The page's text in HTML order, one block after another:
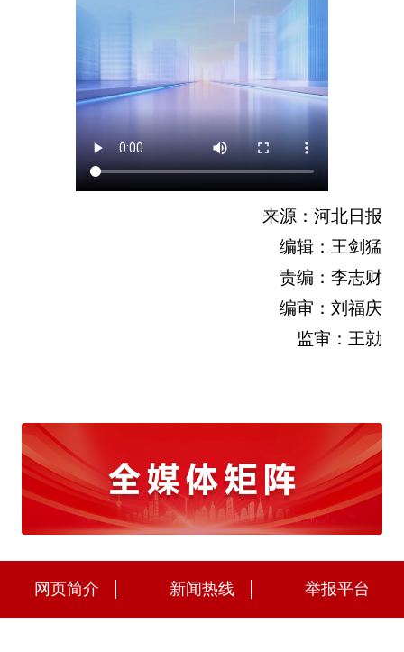
来源：河北日报
编辑：王剑猛
责编：李志财
编审：刘福庆
监审：王勍
网页简介 新闻热线 举报平台